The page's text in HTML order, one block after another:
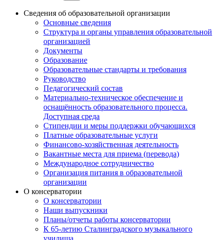
Сведения об образовательной организации
Основные сведения
Структура и органы управления образовательной
организацией
Документы
Образование
Образовательные стандарты и требования
Руководство
Педагогический состав
Материально-техническое обеспечение и
оснащённость образовательного процесса.
Доступная среда
Стипендии и меры поддержки обучающихся
Платные образовательные услуги
Финансово-хозяйственная деятельность
Вакантные места для приема (перевода)
Международное сотрудничество
Организация питания в образовательной
организации
О консерватории
О консерватории
Наши выпускники
Планы/отчеты работы консерватории
К 65-летию Сталинградского музыкального